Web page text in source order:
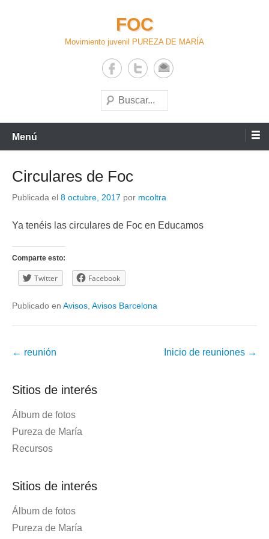
FOC
Movimiento juvenil PUREZA DE MARÍA
Buscar
Menú
Circulares de Foc
Publicada el 8 octubre, 2017 por mcoltra
Ya tenéis las circulares de Foc en Educamos
Comparte esto:
Twitter Facebook
Publicado en Avisos Avisos Barcelona
Navegación
la
← reunión Inicio de reuniones →
Sitios de interés
Álbum de fotos
Pureza de María
Recursos
Sitios de interés
Álbum de fotos
Pureza de María